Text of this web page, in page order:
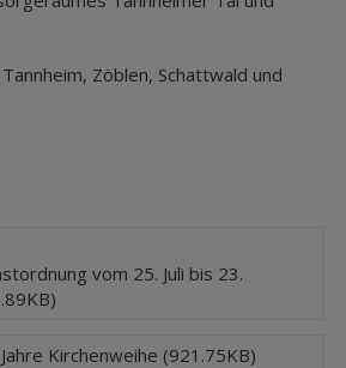
Zöblen, Schattwald und
vom 25. Juli bis 23.
Kirchenweihe (921.75KB)